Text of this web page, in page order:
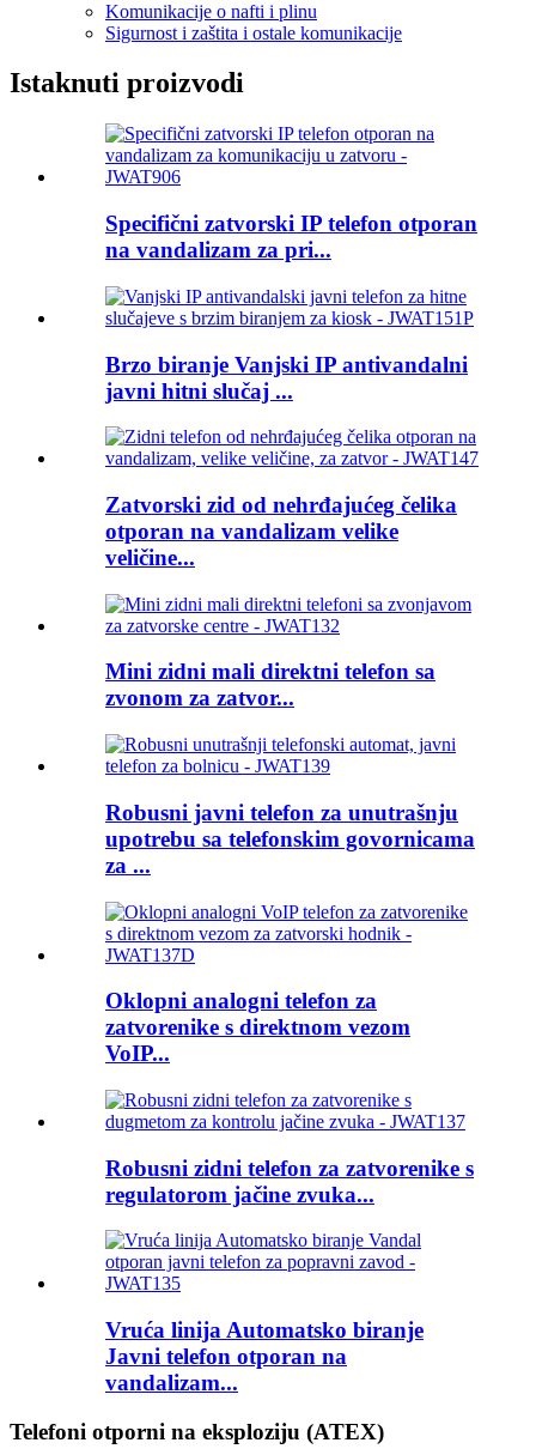
Komunikacije o nafti i plinu
Sigurnost i zaštita i ostale komunikacije
Istaknuti proizvodi
Specifični zatvorski IP telefon otporan
na vandalizam za pri...
Brzo biranje Vanjski IP antivandalni
javni hitni slučaj ...
Zatvorski zid od nehrđajućeg čelika
otporan na vandalizam velike
veličine...
Mini zidni mali direktni telefon sa
zvonom za zatvor...
Robusni javni telefon za unutrašnju
upotrebu sa telefonskim govornicama
za ...
Oklopni analogni telefon za
zatvorenike s direktnom vezom
VoIP...
Robusni zidni telefon za zatvorenike s
regulatorom jačine zvuka...
Vruća linija Automatsko biranje
Javni telefon otporan na
vandalizam...
Telefoni otporni na eksploziju (ATEX)